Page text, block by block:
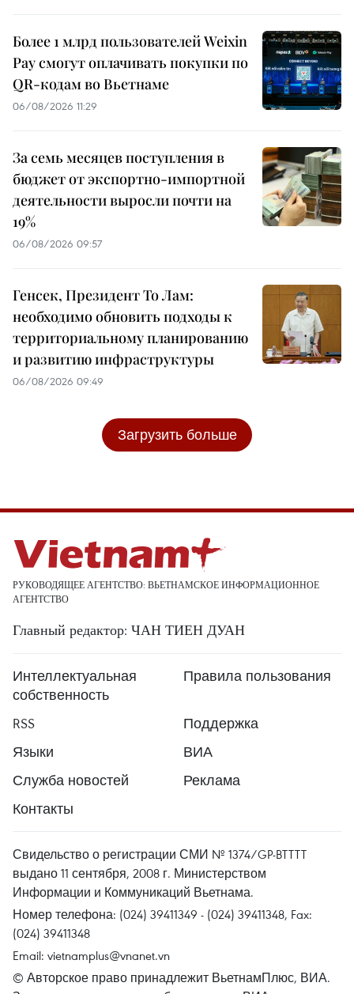
Более 1 млрд пользователей Weixin
Pay смогут оплачивать покупки по
QR-кодам во Вьетнаме
06/08/2026 11:29
За семь месяцев поступления в
бюджет от экспортно-импортной
деятельности выросли почти на
19%
06/08/2026 09:57
Генсек, Президент То Лам:
необходимо обновить подходы к
территориальному планированию
и развитию инфраструктуры
06/08/2026 09:49
Загрузить больше
РУКОВОДЯЩЕЕ АГЕНТСТВО: ВЬЕТНАМСКОЕ ИНФОРМАЦИОННОЕ
АГЕНТСТВО
Главный редактор: ЧАН ТИЕН ДУАН
Интеллектуальная
собственность
Правила пользования
RSS
Поддержка
Языки
ВИА
Служба новостей
Реклама
Контакты
Свидельство о регистрации СМИ № 1374/GP-BTTTT
выдано 11 сентября, 2008 г. Министерством
Информации и Коммуникаций Вьетнама.
Номер телефона: (024) 39411349 - (024) 39411348, Fax:
(024) 39411348
Email: vietnamplus@vnanet.vn
© Авторское право принадлежит ВьетнамПлюс, ВИА.